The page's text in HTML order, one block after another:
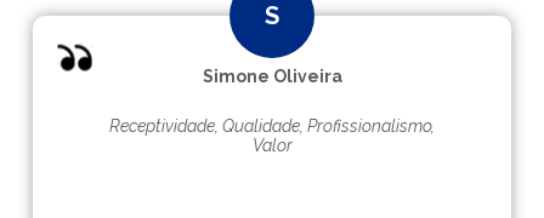
Simone Oliveira
Receptividade, Qualidade, Profissionalismo,
Valor